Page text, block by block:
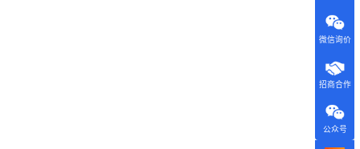
微信询价
招商合作
公众号